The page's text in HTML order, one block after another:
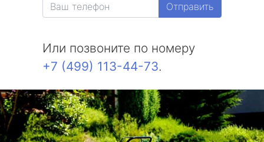
Отправить
Или позвоните по номеру
+7 (499) 113-44-73.